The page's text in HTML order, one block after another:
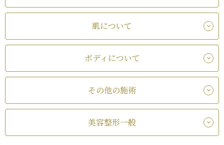
肌について
ボディについて
その他の施術
美容整形一般